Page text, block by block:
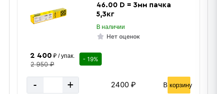
46.00 D = 3мм пачка
5,3кг
В наличии
Нет оценок
2 400 ₽ / упак.
2 950 ₽
- 19%
- + 2400 ₽ В корзину